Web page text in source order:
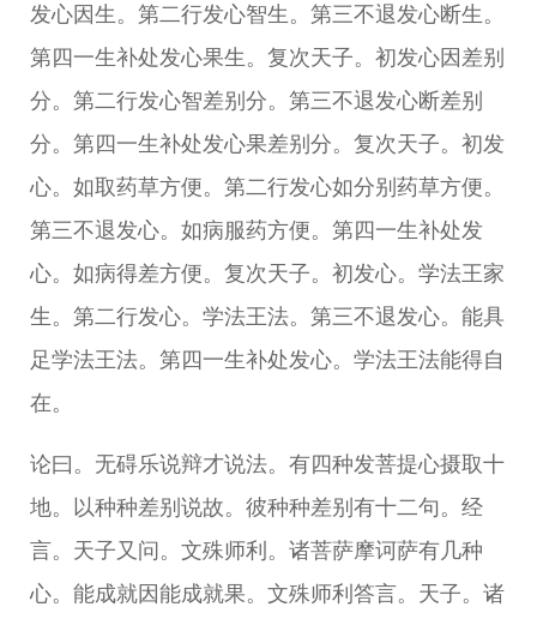
发心因生。第二行发心智生。第三不退发心断生。
第四一生补处发心果生。复次天子。初发心因差别
分。第二行发心智差别分。第三不退发心断差别
分。第四一生补处发心果差别分。复次天子。初发
心。如取药草方便。第二行发心如分别药草方便。
第三不退发心。如病服药方便。第四一生补处发
心。如病得差方便。复次天子。初发心。学法王家
生。第二行发心。学法王法。第三不退发心。能具
足学法王法。第四一生补处发心。学法王法能得自
在。
论曰。无碍乐说辩才说法。有四种发菩提心摄取十
地。以种种差别说故。彼种种差别有十二句。经
言。天子又问。文殊师利。诸菩萨摩诃萨有几种
心。能成就因能成就果。文殊师利答言。天子。诸